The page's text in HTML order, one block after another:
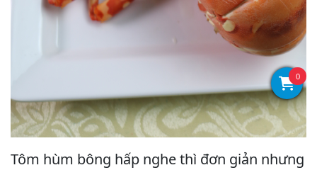
Tôm hùm bông hấp nghe thì đơn giản nhưng
0